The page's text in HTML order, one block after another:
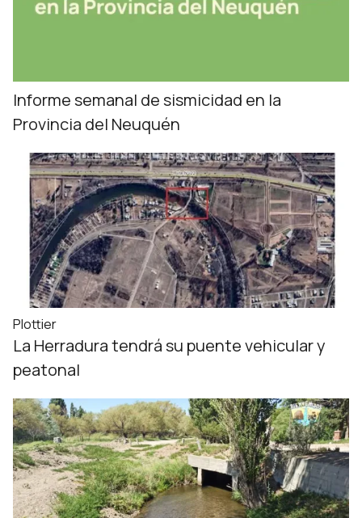
Informe semanal de sismicidad en la
Provincia del Neuquén
Plottier
La Herradura tendrá su puente vehicular y
peatonal